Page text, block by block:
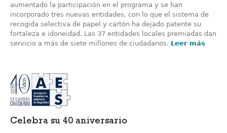
aumentado la participación en el programa y se han
incorporado tres nuevas entidades, con lo que el sistema de
recogida selectiva de papel y cartón ha dejado patente su
fortaleza e idoneidad. Las 37 entidades locales premiadas dan
servicio a más de siete millones de ciudadanos. Leer más
Celebra su 40 aniversario